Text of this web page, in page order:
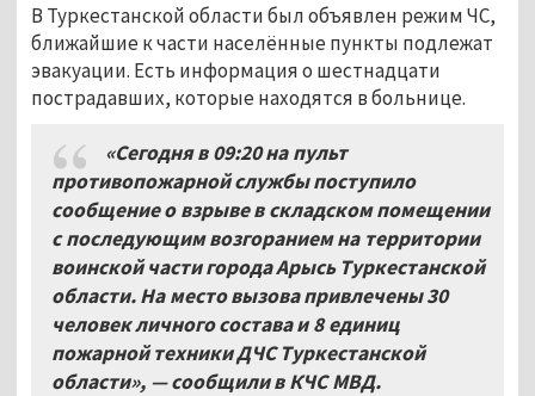
В Туркестанской области был объявлен режим ЧС,
ближайшие к части населённые пункты подлежат
эвакуации. Есть информация о шестнадцати
пострадавших, которые находятся в больнице.
«Сегодня в 09:20 на пульт
противопожарной службы поступило
сообщение о взрыве в складском помещении
с последующим возгоранием на территории
воинской части города Арысь Туркестанской
области. На место вызова привлечены 30
человек личного состава и 8 единиц
пожарной техники ДЧС Туркестанской
области», — сообщили в КЧС МВД.